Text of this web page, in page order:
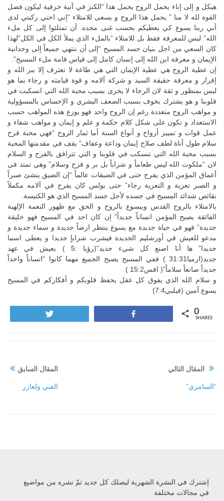
هيكل و إلى إناء يحمل الروح يحمل هذا “الكنز في آنية خزفية ليكون فضل
القوة لله لا منا ” يحمل هذا الروح و يسعى للامتلاء “إني احني ركبتي لدى
أبي ربنا يسوع كي يعطيكم بحسب غنى مجده. أن تمتلئوا إلى كل ملء
الله” ليس للمعرفة فقط بل للامتلاء “بالملء الذي يملأ الكل في الكل”لهذا
كان السعي من اجل بنيان جسد المسيح “إلى أن ننتهي جميعاً إلى وحدانية
الإيمان و معرفة ابن الله إلى إنسان كامل إلى قياس قامة ملء المسيح”.
إن عطية الروح هي عطية الإيمان التي هي طاعة لا تعترف إلا ببر الله و
إقرار و معرفة حقيقة السيد و شركة آلامه و قوة قيامته و رجاء بما هو
ليس بمنظور و ثقة لان الرجاء لا يخزى بسبب محبة الله التي انسكبت في
قلوبنا و هو يشترك بخوف بسبب الضعف البشري و الإحساس بالمسؤولية
و مواهب الروح متعددة رغم إن الروح واحد فهو يوزع هذه المواهب حسب
الاستعداد و تكون على شكل كلام حكمة و علم و إيمان و مواهب شفاء و
عمل قوات و تمييز أرواح و أنواع السنة أما ثمار الروح “فهي محبة فرح
سلام طول أناة لطف صلاح إيمان وداعة وعفاف” يقف في مقدمتها المحبة
بسبب محبة الله التي تنسكب في قلوبنا و التي تترافق بالفرح و السلام
لان “ملكوت الله ليس طعاماً و شراباً بل بر و فرح وسلام” وهي تمتد في
أعماق المؤمن الذي يفرح حتى في الضيقات عالماً “إن الضيق ينشئ صبراً
و الصبر تعزية و التعزية رجاء” حتى بولس كان يفرح في آلامه مكملاً
نقائص شدائد المسيح في جسده لأجل جسد المسيح الذي هو الكنيسة.
بالامتلاء بالروح القدس وبيسوع بالروح و الحق مع ظهور النعمة الإلهية
الفائقة يصبح المؤمن انساناً جديداً” إن كان احد في المسيح فهو خليقة
جديدة” فهو في حياة جديدة مع يسوع ينتظر ارضاً جديدة و سماء جديدة و
مدعو للعيش في أورشليم الجديدة فيشرب شراباٍ جديدا و يعطى اسما
جديدا” ها أنا اصنع كل شيء جديد”(رؤيا :5 ) يعيش في عهد
جديد(ارميا31:31 ) ففي المسيح يصبح الجميع مهما كانوا “انساناً واحداً
جديداً صانعاً سلاماً”( افس15:2 )
و سلام الله الذي يفوق كل عقل يحفظ قلوبكم و أفكاركم في المسيح
يسوع آمين (فيلبي7:4)
0
SHARES
المقال السابق
الغني ولعازر
المقال التالي
“السامري”
إشترك في النشرة الشهرية ليصلك كل جديد تمّ نشره من مواضيع
في مجالات مختلفة